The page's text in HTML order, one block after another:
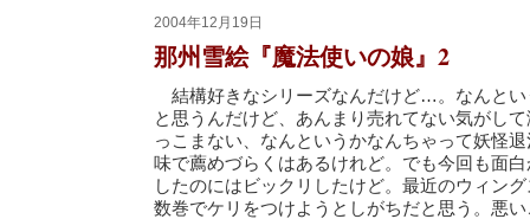
2004年12月19日
那州雪絵『魔法使いの娘』2
結構好きなシリーズなんだけど…。なんとい
と思うんだけど、あんまり売れてない気がし
っこまない、なんというかなんちゃって妖怪
味で薦めづらくはあるけれど。でも今回も面
したのにはビックリしたけど。最近のウィン
数巻でケリをつけようとしがちだと思う。悪